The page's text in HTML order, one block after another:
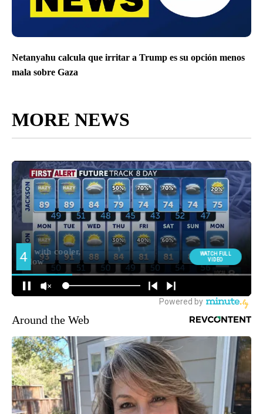
Netanyahu calcula que irritar a Trump es su opción menos
mala sobre Gaza
MORE NEWS
Around the Web